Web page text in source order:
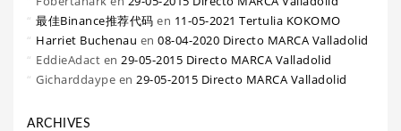
最佳Binance推荐代码 en 11-05-2021 Tertulia KOKOMO
Harriet Buchenau en 08-04-2020 Directo MARCA Valladolid
EddieAdact en 29-05-2015 Directo MARCA Valladolid
Gicharddaype en 29-05-2015 Directo MARCA Valladolid
ARCHIVES